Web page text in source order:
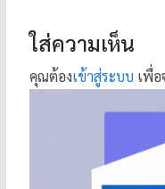
ใส่ความเห็น
คุณต้องเข้าสู่ระบบ เพื่